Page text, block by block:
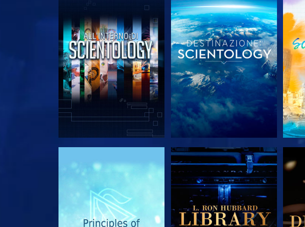
ESPLORA LE SERIE ESPLORA LE SERIE